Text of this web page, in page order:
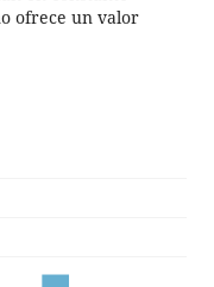
ofrece un valor